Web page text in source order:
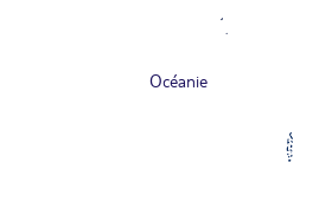
Océanie